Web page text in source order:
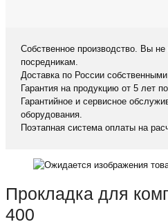
Собственное производство. Вы не
посредникам.
Доставка по России
Гарантия на продукцию от 5 лет
Гарантийное и сервисное
оборудования.
Поэтапная система оплаты на
Прокладка для
400